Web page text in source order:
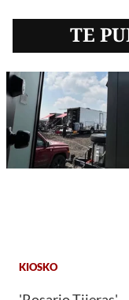
TE
KIOSKO